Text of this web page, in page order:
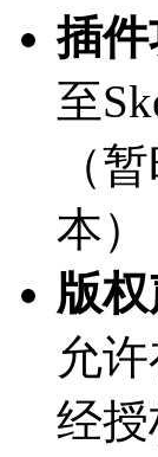
插
至
（
本）
版权
允
经